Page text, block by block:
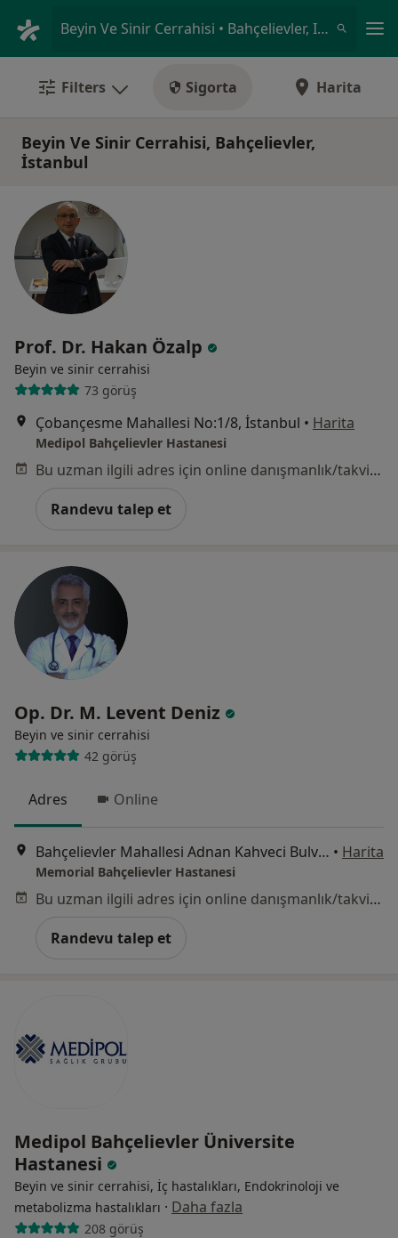
Beyin Ve Sinir Cerrahisi • Bahçelievler, Istanbul
Filters Sigorta Harita
Beyin Ve Sinir Cerrahisi, Bahçelievler,
İstanbul
Prof. Dr. Hakan Özalp
Beyin ve sinir cerrahisi
73 görüş
Çobançesme Mahallesi No:1/8, İstanbul • Harita
Medipol Bahçelievler Hastanesi
Bu uzman ilgili adres için online danışmanlık/takvim sunmuyor.
Randevu talep et
Op. Dr. M. Levent Deniz
Beyin ve sinir cerrahisi
42 görüş
Adres Online
Bahçelievler Mahallesi Adnan Kahveci Bulvarı No:227, Bahçelievler • Harita
Memorial Bahçelievler Hastanesi
Bu uzman ilgili adres için online danışmanlık/takvim sunmuyor.
Randevu talep et
Medipol Bahçelievler Üniversite
Hastanesi
Beyin ve sinir cerrahisi, İç hastalıkları, Endokrinoloji ve
metabolizma hastalıkları · Daha fazla
208 görüş